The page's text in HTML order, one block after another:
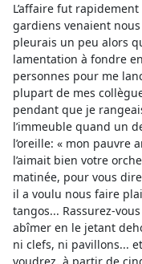
L’affaire fut
gardiens venaient
pleurais un peu alors
lamentation à fondre
personnes pour me
plupart de mes
pendant que je
l’immeuble quand un
l’oreille: « mon pauvre
l’aimait bien votre
matinée, pour vous
il a voulu nous faire
tangos... Rassurez-
abîmer en le jetant
ni clefs, ni pavillons...